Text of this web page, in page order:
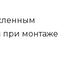
монтаже